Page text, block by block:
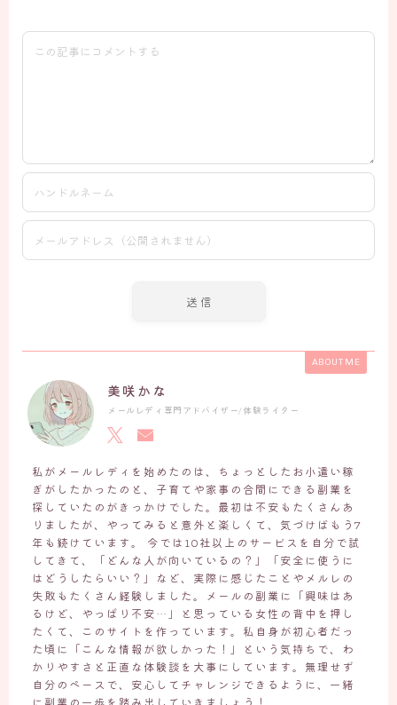
ABOUT ME
美咲かな
メールレディ専門アドバイザー/体験ライター
私がメールレディを始めたのは、ちょっとしたお小遣い稼
ぎがしたかったのと、子育てや家事の合間にできる副業を
探していたのがきっかけでした。最初は不安もたくさんあ
りましたが、やってみると意外と楽しくて、気づけばもう7
年も続けています。 今では10社以上のサービスを自分で試
してきて、「どんな人が向いているの？」「安全に使うに
はどうしたらいい？」など、実際に感じたことやメルレの
失敗もたくさん経験しました。メールの副業に「興味はあ
るけど、やっぱり不安…」と思っている女性の背中を押し
たくて、このサイトを作っています。私自身が初心者だっ
た頃に「こんな情報が欲しかった！」という気持ちで、わ
かりやすさと正直な体験談を大事にしています。無理せず
自分のペースで、安心してチャレンジできるように、一緒
に副業の一歩を踏み出していきましょう！